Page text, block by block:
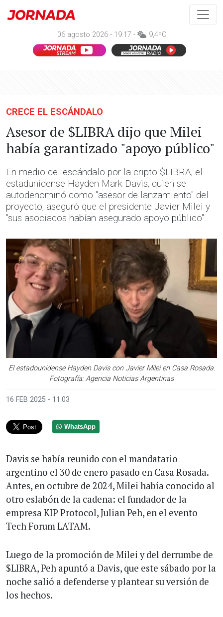
06 agosto 2026 - 19:17 - 9,4ºC
CRECE EL ESCÁNDALO
Asesor de $LIBRA dijo que Milei
había garantizado "apoyo público"
En medio del escándalo por la cripto $LIBRA, el
estadunidense Hayden Mark Davis, quien se
autodenominó como "asesor de lanzamiento" del
proyecto, aseguró que el presidente Javier Milei y
"sus asociados habían asegurado apoyo público".
El estadounidense Hayden Davis con Javier Milei en Casa Rosada.
Fotografía: Agencia Noticias Argentinas
16 FEB 2025 - 11:03
WhatsApp
Davis se había reunido con el mandatario
argentino el 30 de enero pasado en Casa Rosada.
Antes, en octubre de 2024, Milei había conocido al
otro eslabón de la cadena: el fundador de la
empresa KIP Protocol, Julian Peh, en el evento
Tech Forum LATAM.
Luego de la promoción de Milei y del derrumbe de
$LIBRA, Peh apuntó a Davis, que este sábado por la
noche salió a defenderse y plantear su versión de
los hechos.